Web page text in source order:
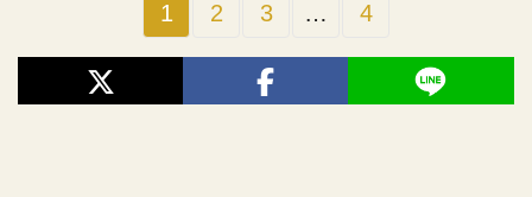
1 2 3 … 4